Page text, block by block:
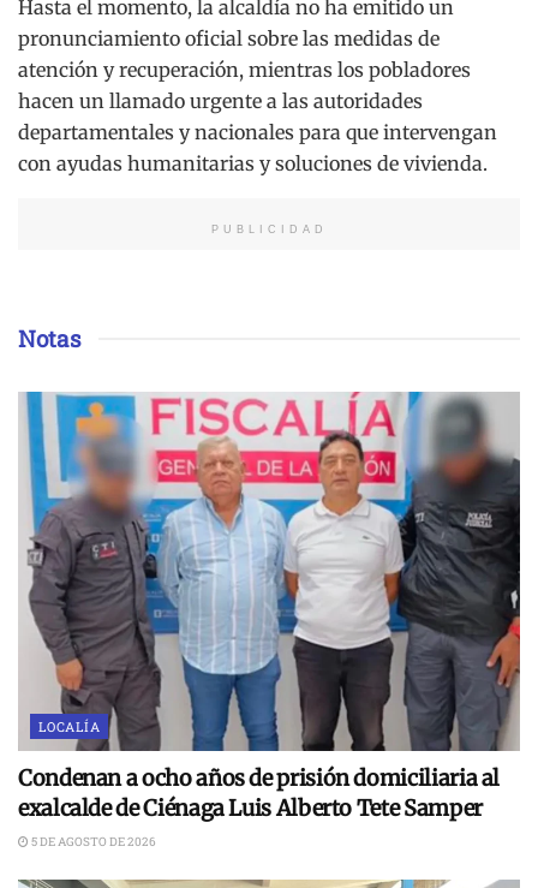
Hasta el momento, la alcaldía no ha emitido un
pronunciamiento oficial sobre las medidas de
atención y recuperación, mientras los pobladores
hacen un llamado urgente a las autoridades
departamentales y nacionales para que intervengan
con ayudas humanitarias y soluciones de vivienda.
PUBLICIDAD
Notas
LOCALÍA
Condenan a ocho años de prisión domiciliaria al
exalcalde de Ciénaga Luis Alberto Tete Samper
5 DE AGOSTO DE 2026